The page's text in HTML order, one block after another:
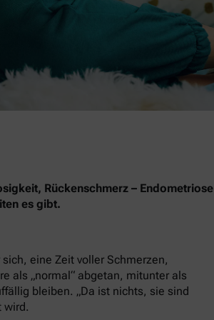
Rückenschmerz – Endometriose
es gibt.
eine Zeit voller Schmerzen,
als „normal“ abgetan, mitunter als
bleiben. „Da ist nichts, sie sind
wird.